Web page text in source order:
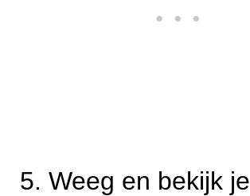
5. Weeg en bekijk je